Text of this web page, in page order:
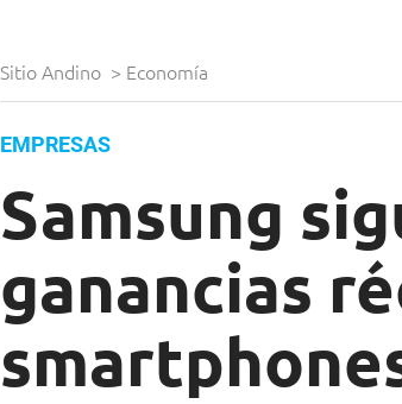
Sitio Andino > Economía
EMPRESAS
Samsung
ganancias